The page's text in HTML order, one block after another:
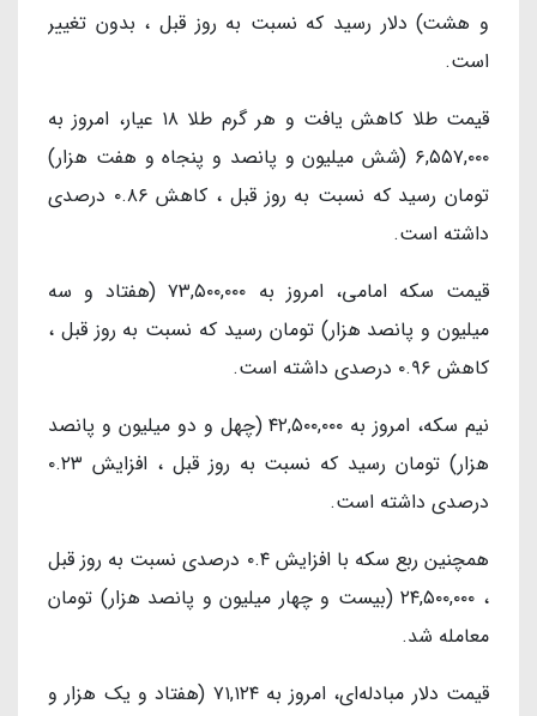
و هشت) دلار رسید که نسبت به روز قبل ، بدون تغییر
است.
قیمت طلا کاهش یافت و هر گرم طلا ۱۸ عیار، امروز به
۶,۵۵۷,۰۰۰ (شش میلیون و پانصد و پنجاه و هفت هزار)
تومان رسید که نسبت به روز قبل ، کاهش ۰.۸۶ درصدی
داشته است.
قیمت سکه امامی، امروز به ۷۳,۵۰۰,۰۰۰ (هفتاد و سه
میلیون و پانصد هزار) تومان رسید که نسبت به روز قبل ،
کاهش ۰.۹۶ درصدی داشته است.
نیم سکه، امروز به ۴۲,۵۰۰,۰۰۰ (چهل و دو میلیون و پانصد
هزار) تومان رسید که نسبت به روز قبل ، افزایش ۰.۲۳
درصدی داشته است.
همچنین ربع سکه با افزایش ۰.۴ درصدی نسبت به روز قبل
، ۲۴,۵۰۰,۰۰۰ (بیست و چهار میلیون و پانصد هزار) تومان
معامله شد.
قیمت دلار مبادله‌ای، امروز به ۷۱,۱۲۴ (هفتاد و یک هزار و